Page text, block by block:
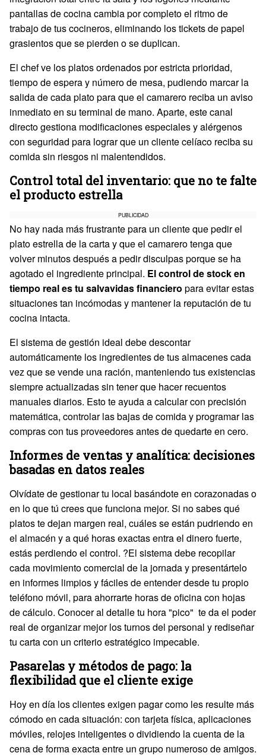
pantallas de cocina cambia por completo el ritmo de
trabajo de tus cocineros, eliminando los tickets de papel
grasientos que se pierden o se duplican.
El chef ve los platos ordenados por estricta prioridad,
tiempo de espera y número de mesa, pudiendo marcar la
salida de cada plato para que el camarero reciba un aviso
inmediato en su terminal de mano. Aparte, este canal
directo gestiona modificaciones especiales y alérgenos
con seguridad para lograr que un cliente celíaco reciba su
comida sin riesgos ni malentendidos.
Control total del inventario: que no te falte
el producto estrella
PUBLICIDAD
No hay nada más frustrante para un cliente que pedir el
plato estrella de la carta y que el camarero tenga que
volver minutos después a pedir disculpas porque se ha
agotado el ingrediente principal. El control de stock en
tiempo real es tu salvavidas financiero para evitar estas
situaciones tan incómodas y mantener la reputación de tu
cocina intacta.
El sistema de gestión ideal debe descontar
automáticamente los ingredientes de tus almacenes cada
vez que se vende una ración, manteniendo tus existencias
siempre actualizadas sin tener que hacer recuentos
manuales diarios. Esto te ayuda a calcular con precisión
matemática, controlar las bajas de comida y programar las
compras con tus proveedores antes de quedarte en cero.
Informes de ventas y analítica: decisiones
basadas en datos reales
Olvídate de gestionar tu local basándote en corazonadas o
en lo que tú crees que funciona mejor. Si no sabes qué
platos te dejan margen real, cuáles se están pudriendo en
el almacén y a qué horas exactas entra el dinero fuerte,
estás perdiendo el control. ?El sistema debe recopilar
cada movimiento comercial de la jornada y presentártelo
en informes limpios y fáciles de entender desde tu propio
teléfono móvil, para ahorrarte horas de oficina con hojas
de cálculo. Conocer al detalle tu hora "pico" te da el poder
real de organizar mejor los turnos del personal y rediseñar
tu carta con un criterio estratégico impecable.
Pasarelas y métodos de pago: la
flexibilidad que el cliente exige
Hoy en día los clientes exigen pagar como les resulte más
cómodo en cada situación: con tarjeta física, aplicaciones
móviles, relojes inteligentes o dividiendo la cuenta de la
cena de forma exacta entre un grupo numeroso de amigos.